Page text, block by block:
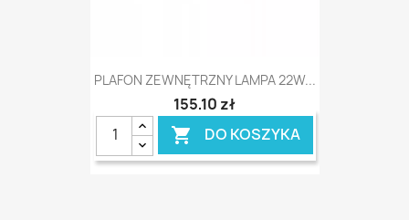
PLAFON ZEWNĘTRZNY LAMPA 22W...
155,10 zł
 DO KOSZYKA